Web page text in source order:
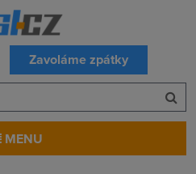
Zavoláme zpátky
MENU